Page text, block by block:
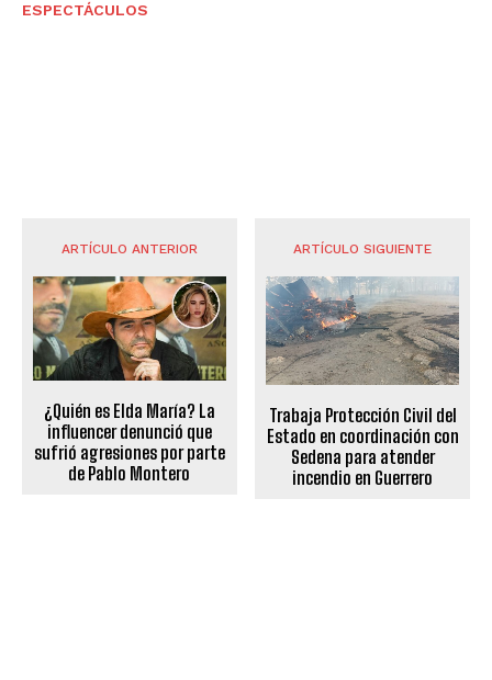
ESPECTÁCULOS
ARTÍCULO ANTERIOR
¿Quién es Elda María? La
influencer denunció que
sufrió agresiones por parte
de Pablo Montero
ARTÍCULO SIGUIENTE
Trabaja Protección Civil del
Estado en coordinación con
Sedena para atender
incendio en Guerrero